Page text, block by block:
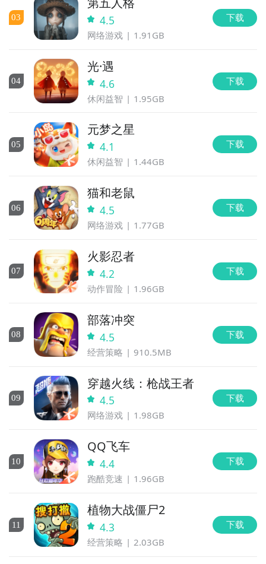
03 4.5
网络游戏 1.91GB
下载
04
光·遇
4.6
休闲益智 1.95GB
下载
05
元梦之星
4.1
休闲益智 1.44GB
下载
06
猫和老鼠
4.5
网络游戏 1.77GB
下载
07
火影忍者
4.2
动作冒险 1.96GB
下载
08
部落冲突
4.5
经营策略 910.5MB
下载
09
穿越火线：枪战王者
4.5
网络游戏 1.98GB
下载
10
QQ飞车
4.4
跑酷竞速 1.96GB
下载
11
植物大战僵尸2
4.3
经营策略 2.03GB
下载